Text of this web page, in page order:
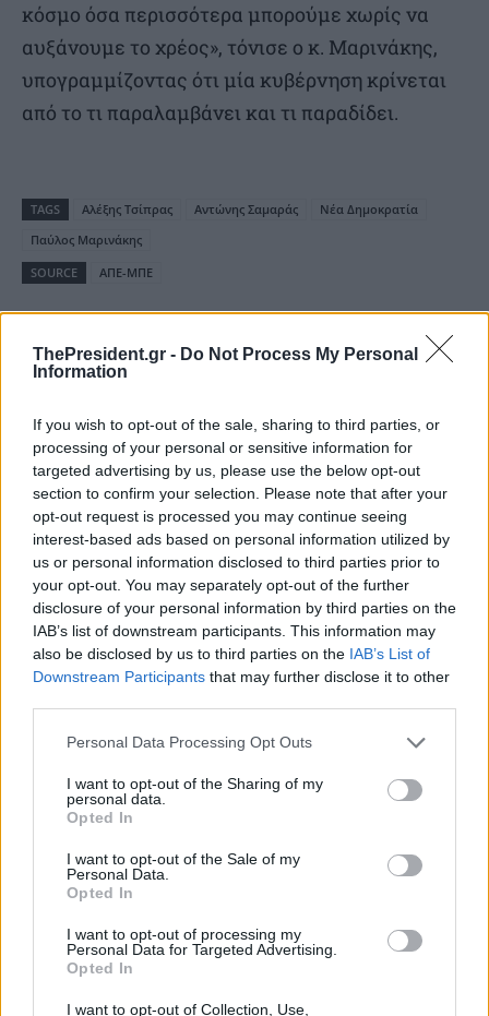
ThePresident.gr - Do Not Process My Personal
Information
If you wish to opt-out of the sale, sharing to third parties, or
processing of your personal or sensitive information for
targeted advertising by us, please use the below opt-out
section to confirm your selection. Please note that after your
opt-out request is processed you may continue seeing
interest-based ads based on personal information utilized by
us or personal information disclosed to third parties prior to
your opt-out. You may separately opt-out of the further
disclosure of your personal information by third parties on the
IAB’s list of downstream participants. This information may
also be disclosed by us to third parties on the IAB’s List of
Downstream Participants that may further disclose it to other
Personal Data Processing Opt Outs
I want to opt-out of the Sharing of my
personal data.
Opted In
I want to opt-out of the Sale of my
Personal Data.
Opted In
I want to opt-out of processing my
Personal Data for Targeted Advertising.
Opted In
I want to opt-out of Collection, Use,
κόσμο όσα περισσότερα μπορούμε χωρίς να
αυξάνουμε το χρέος», τόνισε ο κ. Μαρινάκης,
υπογραμμίζοντας ότι μία κυβέρνηση κρίνεται
από το τι παραλαμβάνει και τι παραδίδει.
TAGS Αλέξης Τσίπρας Αντώνης Σαμαράς
Νέα Δημοκρατία
Παύλος Μαρινάκης
SOURCE
ΑΠΕ-ΜΠΕ
Π.Μαρινάκης: Πρωθυπουργούς
εκλέγουν οι πολίτες και όχι
όσοι επεξεργάζονται σενάρια
Π.Μαρινάκης: Τις απαντήσεις
τις δίνει η δικαιοσύνη - Δεν
απασχολεί τους ανθρώπους η
προσωπική ατζέντα
οποιουδήποτε εξ ημών
Π.Μαρινάκης: Την εβδομάδα
που μας έρχεται θα φανεί στην
αντλία η μείωση της τιμής του
Π.Μαρινάκης: Η χώρα
χρειάζεται κυβέρνηση την